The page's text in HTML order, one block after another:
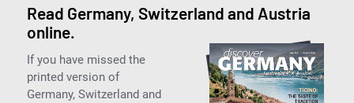
Read Germany, Switzerland and Austria
online.
If you have missed the
printed version of
Germany, Switzerland and